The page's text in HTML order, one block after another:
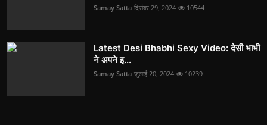
Samay Satta दिसंबर 29, 2024 10544
Latest Desi Bhabhi Sexy Video: देसी भाभी
ने अपने इ...
Samay Satta जुलाई 20, 2024 10239